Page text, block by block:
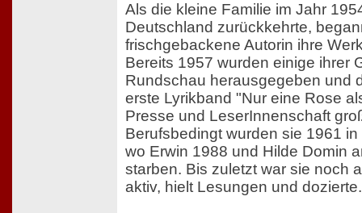
Als die kleine Familie im Jahr
Deutschland zurückkehrte,
frischgebackene Autorin ihre
Bereits 1957 wurden einige ihrer
Rundschau herausgegeben und
erste Lyrikband "Nur eine Rose
Presse und LeserInnenschaft
Berufsbedingt wurden sie 1961
wo Erwin 1988 und Hilde Domin
starben. Bis zuletzt war sie noch
aktiv, hielt Lesungen und dozierte.